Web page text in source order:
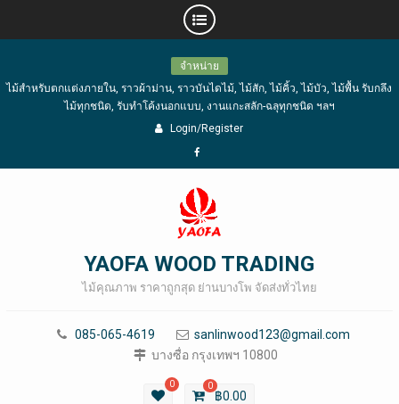
content
จำหน่าย
ไม้สำหรับตกแต่งภายใน, ราวผ้าม่าน, ราวบันไดไม้, ไม้สัก, ไม้คิ้ว, ไม้บัว, ไม้พื้น รับกลึง
ไม้ทุกชนิด, รับทำโค้งนอกแบบ, งานแกะสลัก-ฉลุทุกชนิด ฯลฯ
Login/Register
Facebook
YAOFA WOOD TRADING
ไม้คุณภาพ ราคาถูกสุด ย่านบางโพ จัดส่งทั่วไทย
085-065-4619
sanlinwood123@gmail.com
บางซื่อ กรุงเทพฯ 10800
0 0
฿0.00